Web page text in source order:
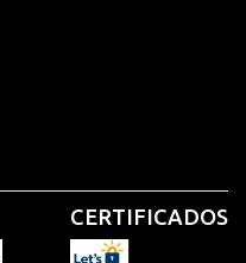
CERTIFICADOS